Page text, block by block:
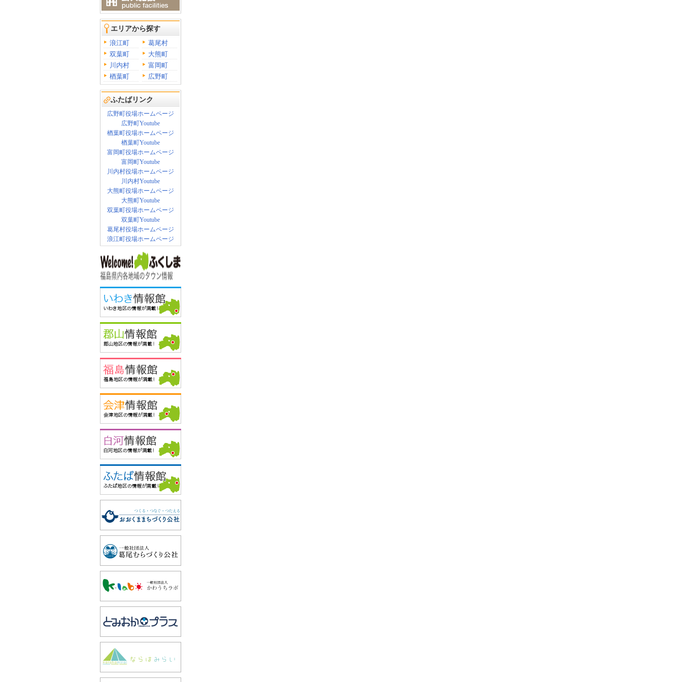
エリアから探す
浪江町
葛尾村
双葉町
大熊町
川内村
富岡町
楢葉町
広野町
ふたばリンク
広野町役場ホームページ
広野町Youtube
楢葉町役場ホームページ
楢葉町Youtube
富岡町役場ホームページ
富岡町Youtube
川内村役場ホームページ
川内村Youtube
大熊町役場ホームページ
大熊町Youtube
双葉町役場ホームページ
双葉町Youtube
葛尾村役場ホームページ
浪江町役場ホームページ